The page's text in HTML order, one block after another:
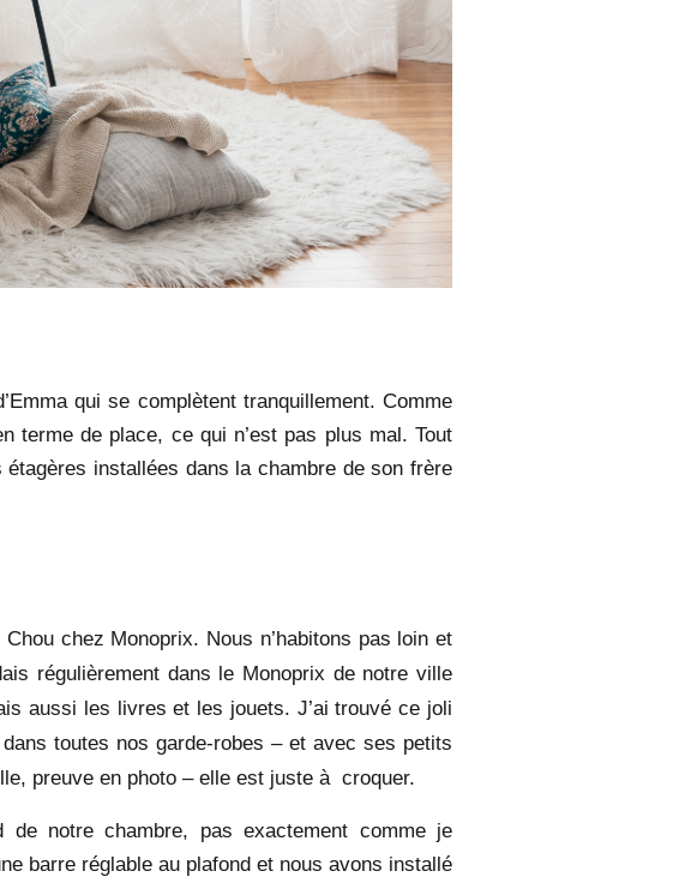
qui se complètent tranquillement. Comme
terme de place, ce qui n’est pas plus mal. Tout
installées dans la chambre de son frère
chez Monoprix. Nous n’habitons pas loin et
régulièrement dans le Monoprix de notre ville
aussi les livres et les jouets. J’ai trouvé ce joli
toutes nos garde-robes – et avec ses petits
preuve en photo – elle est juste à croquer.
notre chambre, pas exactement comme je
barre réglable au plafond et nous avons installé